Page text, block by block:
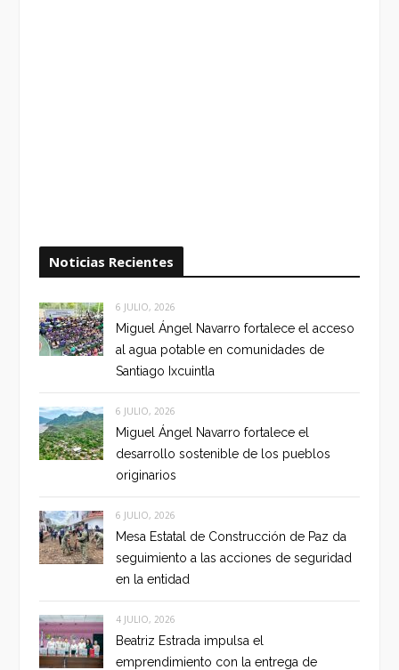
Noticias Recientes
6 JULIO, 2026
Miguel Ángel Navarro fortalece el acceso
al agua potable en comunidades de
Santiago Ixcuintla
6 JULIO, 2026
Miguel Ángel Navarro fortalece el
desarrollo sostenible de los pueblos
originarios
6 JULIO, 2026
Mesa Estatal de Construcción de Paz da
seguimiento a las acciones de seguridad
en la entidad
4 JULIO, 2026
Beatriz Estrada impulsa el
emprendimiento con la entrega de